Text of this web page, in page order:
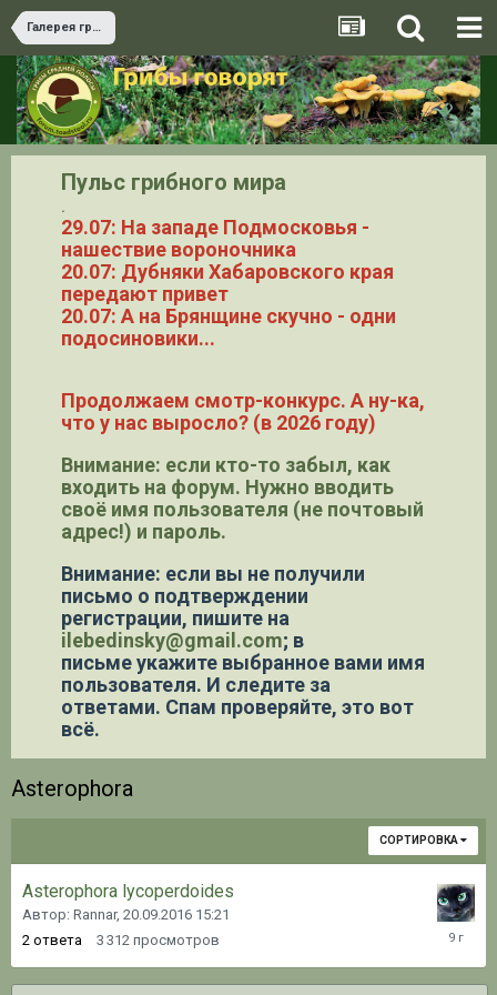
Галерея грибов
Пульс грибного мира
.
29.07: На западе Подмосковья -
нашествие вороночника
20.07: Дубняки Хабаровского края
передают привет
20.07: А на Брянщине скучно - одни
подосиновики...
Продолжаем смотр-конкурс. А ну-ка,
что у нас выросло? (в 2026 году)
Внимание: если кто-то забыл, как
входить на форум. Нужно вводить
своё имя пользователя (не почтовый
адрес!) и пароль.
Внимание: если вы не получили
письмо о подтверждении
регистрации, пишите на
ilebedinsky@gmail.com; в
письме укажите выбранное вами имя
пользователя. И следите за
ответами. Спам проверяйте, это вот
всё.
Asterophora
СОРТИРОВКА
Asterophora lycoperdoides
Автор: Rannar, 20.09.2016 15:21
2 ответа 3 312 просмотров